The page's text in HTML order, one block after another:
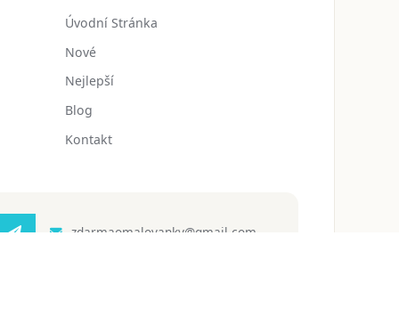
Úvodní Stránka
Nové
Nejlepší
Blog
Kontakt
zdarmaomalovanky@gmail.com